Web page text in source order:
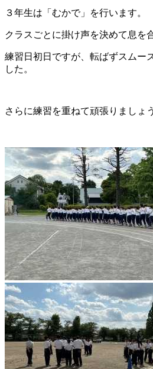
３年生は「むかで」を行います。
クラスごとに掛け声を決めて息を
練習日初日ですが、転ばずスムー
した。
さらに練習を重ねて頑張りましょう